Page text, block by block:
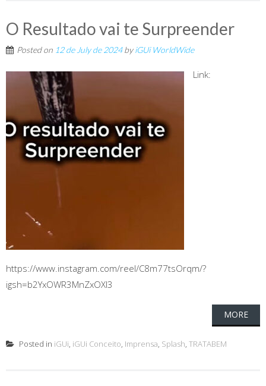
O Resultado vai te Surpreender
Posted on 12 de July de 2024byiGUi WorldWide
Link:
https://www.instagram.com/reel/C8m77tsOrqm/?
igsh=b2YxOWR3MnZxOXl3
MORE
Posted in iGUi, iGUi Conceito, Imprensa, Splash, TRATABEM